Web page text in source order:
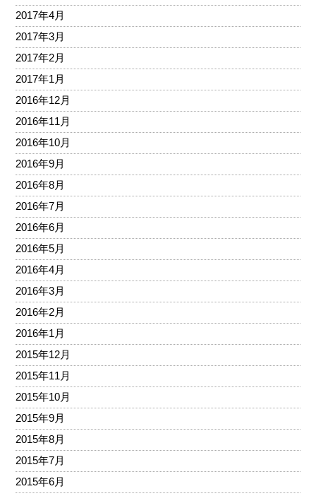
2017年4月
2017年3月
2017年2月
2017年1月
2016年12月
2016年11月
2016年10月
2016年9月
2016年8月
2016年7月
2016年6月
2016年5月
2016年4月
2016年3月
2016年2月
2016年1月
2015年12月
2015年11月
2015年10月
2015年9月
2015年8月
2015年7月
2015年6月